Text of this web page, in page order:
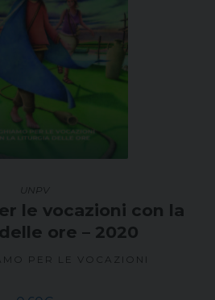
UNPV
le vocazioni con la
ore – 2020
PER LE VOCAZIONI